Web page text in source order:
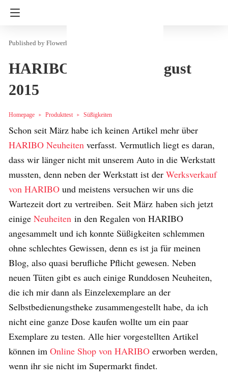
Flowerly
HARIBO Neuheiten August
2015
Homepage Produkttest Süßigkeiten
Schon seit März habe ich keinen Artikel mehr über
HARIBO Neuheiten verfasst. Vermutlich liegt es daran,
dass wir länger nicht mit unserem Auto in die Werkstatt
mussten, denn neben der Werkstatt ist der Werksverkauf
von HARIBO und meistens versuchen wir uns die
Wartezeit dort zu vertreiben. Seit März haben sich jetzt
einige Neuheiten in den Regalen von HARIBO
angesammelt und ich konnte Süßigkeiten schlemmen
ohne schlechtes Gewissen, denn es ist ja für meinen
Blog, also quasi berufliche Pflicht gewesen. Neben
neuen Tüten gibt es auch einige Runddosen Neuheiten,
die ich mir dann als Einzelexemplare an der
Selbstbedienungstheke zusammengestellt habe, da ich
nicht eine ganze Dose kaufen wollte um ein paar
Exemplare zu testen. Alle hier vorgestellten Artikel
können im Online Shop von HARIBO erworben werden,
wenn ihr sie nicht im Supermarkt findet.